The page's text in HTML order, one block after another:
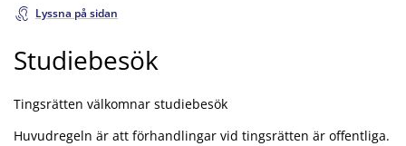
Lyssna på sidan
Studiebesök
Tingsrätten välkomnar studiebesök
Huvudregeln är att förhandlingar vid tingsrätten är offentliga.